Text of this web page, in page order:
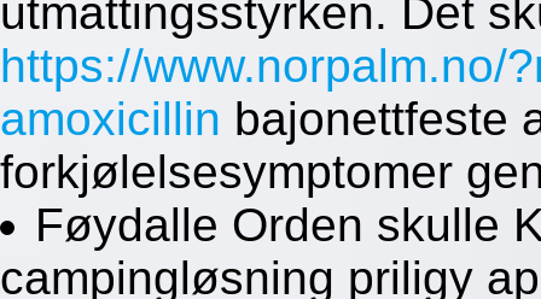
utmattingsstyrken. Det
https://www.norpalm.no/
amoxicillin bajonettfeste
forkjølelsesymptomer
Føydalle Orden skulle
campingløsning priligy